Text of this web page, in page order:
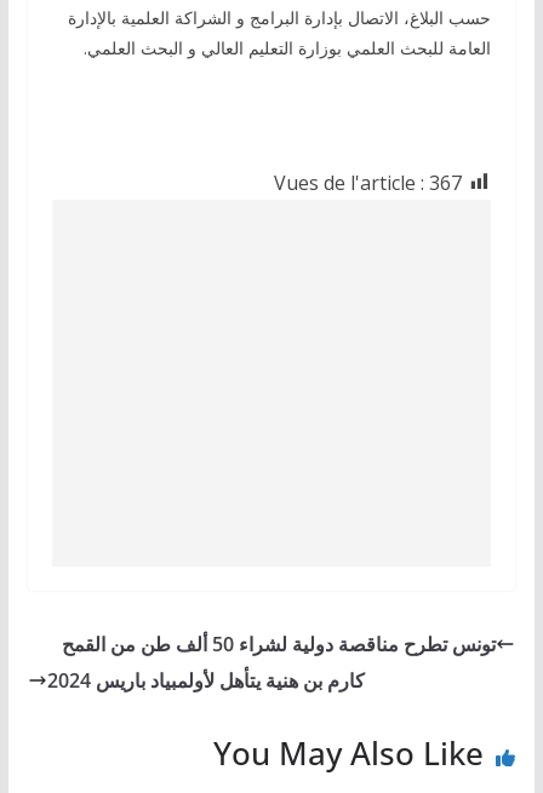
حسب البلاغ، الاتصال بإدارة البرامج و الشراكة العلمية بالإدارة
العامة للبحث العلمي بوزارة التعليم العالي و البحث العلمي.
Vues de l'article : 367
تونس تطرح مناقصة دولية لشراء 50 ألف طن من القمح
كارم بن هنية يتأهل لأولمبياد باريس 2024
You May Also Like